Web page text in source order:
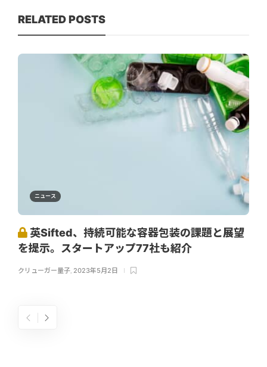
RELATED POSTS
ニュース
英Sifted、持続可能な容器包装の課題と展望
を提示。スタートアップ77社も紹介
クリューガー量子, 2023年5月2日